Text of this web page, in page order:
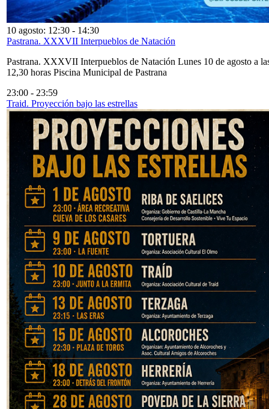
10 agosto: 12:30 - 14:30
Pastrana. XXXVII Interpueblos de Natación
Pastrana. XXXVII Interpueblos de Natación Lunes 10 de agosto a
12,30 horas Piscina Municipal de Pastrana
23:00 - 23:59
Traid. Proyección bajo las estrellas